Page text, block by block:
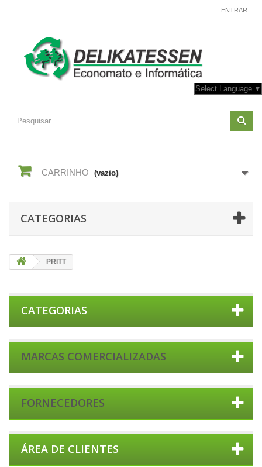
ENTRAR
Select Language ▼
CARRINHO (vazio)
CATEGORIAS
PRITT
CATEGORIAS
MARCAS COMERCIALIZADAS
FORNECEDORES
ÁREA DE CLIENTES